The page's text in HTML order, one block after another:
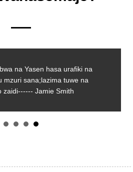
na Yasen hasa urafiki na
mzuri sana;lazima tuwe na
zaidi------ Jamie Smith